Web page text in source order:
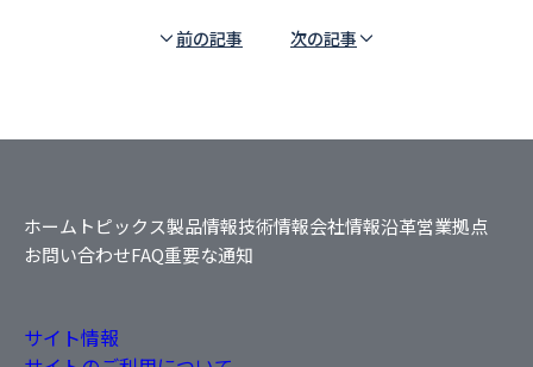
前の記事 次の記事
ホーム トピックス製品情報技術情報会社情報沿革営業拠点
お問い合わせFAQ重要な通知
サイト情報